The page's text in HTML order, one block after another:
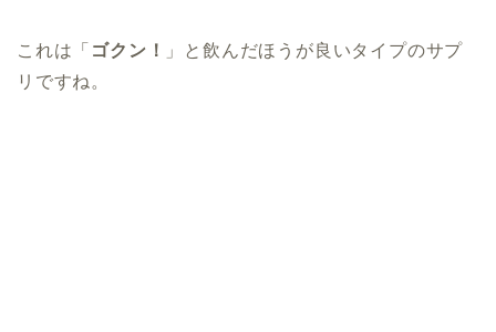
これは「 ゴクン！
」と飲んだほうが良いタイプのサプ
リですね。